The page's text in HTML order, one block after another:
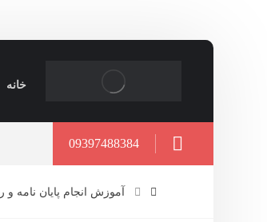
خانه
09397488384
آموزش انجام پایان نامه و